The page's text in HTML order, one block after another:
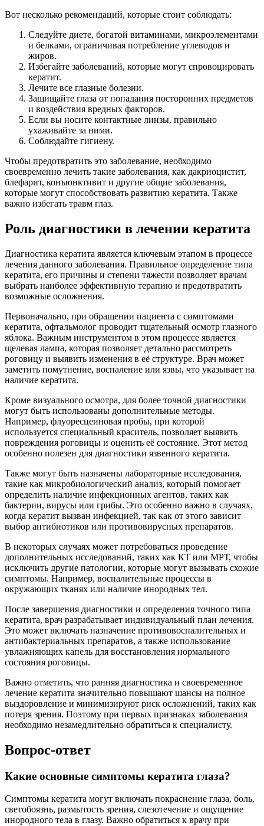
Вот несколько рекомендаций, которые стоит соблюдать:
Следуйте диете, богатой витаминами, микроэлементами
и белками, ограничивая потребление углеводов и
жиров.
Избегайте заболеваний, которые могут спровоцировать
кератит.
Лечите все глазные болезни.
Защищайте глаза от попадания посторонних предметов
и воздействия вредных факторов.
Если вы носите контактные линзы, правильно
ухаживайте за ними.
Соблюдайте гигиену.
Чтобы предотвратить это заболевание, необходимо
своевременно лечить такие заболевания, как дакриоцистит,
блефарит, конъюнктивит и другие общие заболевания,
которые могут способствовать развитию кератита. Также
важно избегать травм глаз.
Роль диагностики в лечении кератита
Диагностика кератита является ключевым этапом в процессе
лечения данного заболевания. Правильное определение типа
кератита, его причины и степени тяжести позволяет врачам
выбрать наиболее эффективную терапию и предотвратить
возможные осложнения.
Первоначально, при обращении пациента с симптомами
кератита, офтальмолог проводит тщательный осмотр глазного
яблока. Важным инструментом в этом процессе является
щелевая лампа, которая позволяет детально рассмотреть
роговицу и выявить изменения в её структуре. Врач может
заметить помутнение, воспаление или язвы, что указывает на
наличие кератита.
Кроме визуального осмотра, для более точной диагностики
могут быть использованы дополнительные методы.
Например, флуоресцеиновая пробы, при которой
используется специальный краситель, позволяет выявить
повреждения роговицы и оценить её состояние. Этот метод
особенно полезен для диагностики язвенного кератита.
Также могут быть назначены лабораторные исследования,
такие как микробиологический анализ, который помогает
определить наличие инфекционных агентов, таких как
бактерии, вирусы или грибы. Это особенно важно в случаях,
когда кератит вызван инфекцией, так как от этого зависит
выбор антибиотиков или противовирусных препаратов.
В некоторых случаях может потребоваться проведение
дополнительных исследований, таких как КТ или МРТ, чтобы
исключить другие патологии, которые могут вызывать схожие
симптомы. Например, воспалительные процессы в
окружающих тканях или наличие инородных тел.
После завершения диагностики и определения точного типа
кератита, врач разрабатывает индивидуальный план лечения.
Это может включать назначение противовоспалительных и
антибактериальных препаратов, а также использование
увлажняющих капель для восстановления нормального
состояния роговицы.
Важно отметить, что ранняя диагностика и своевременное
лечение кератита значительно повышают шансы на полное
выздоровление и минимизируют риск осложнений, таких как
потеря зрения. Поэтому при первых признаках заболевания
необходимо незамедлительно обратиться к специалисту.
Вопрос-ответ
Какие основные симптомы кератита глаза?
Симптомы кератита могут включать покраснение глаза, боль,
светобоязнь, размытость зрения, слезотечение и ощущение
инородного тела в глазу. Важно обратиться к врачу при